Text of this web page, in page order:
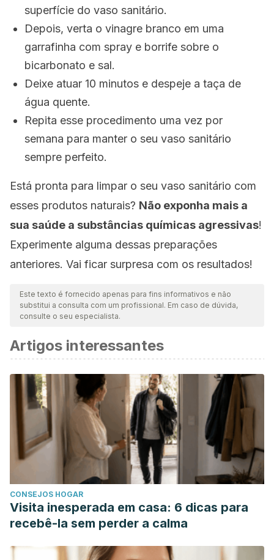
superfície do vaso sanitário.
Depois, verta o vinagre branco em uma
garrafinha com spray e borrife sobre o
bicarbonato e sal.
Deixe atuar 10 minutos e despeje a taça de
água quente.
Repita esse procedimento uma vez por
semana para manter o seu vaso sanitário
sempre perfeito.
Está pronta para limpar o seu vaso sanitário com
esses produtos naturais? Não exponha mais a
sua saúde a substâncias químicas agressivas!
Experimente alguma dessas preparações
anteriores. Vai ficar surpresa com os resultados!
Este texto é fornecido apenas para fins informativos e não
substitui a consulta com um profissional. Em caso de dúvida,
consulte o seu especialista.
Artigos interessantes
CONSEJOS HOGAR
Visita inesperada em casa: 6 dicas para
recebê-la sem perder a calma